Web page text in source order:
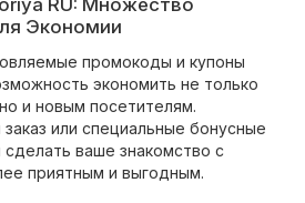
Экономии
промокоды и купоны
экономить не только
и новым посетителям.
или специальные бонусные
ваше знакомство с
приятным и выгодным.